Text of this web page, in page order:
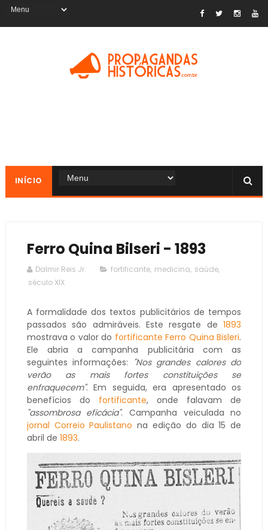
INÍCIO
Ferro Quina Bilseri - 1893
Dalmir Reis Jr. fortificante, medicina, saúde,
século XIX
A formalidade dos textos publicitários de tempos
passados são admiráveis. Este resgate de1893
mostrava o valor do fortificante Ferro Quina Bisleri.
Ele abria a campanha publicitária com as
seguintes informações:
"Nos grandes calores do
verão as mais fortes constituições se
enfraquecem". Em seguida, era apresentado os
benefícios do fortificante, onde falavam de
"assombrosa eficácia". Campanha veiculada no
jornal Correio Paulistano na edição do dia 15 de
abril de 1893.